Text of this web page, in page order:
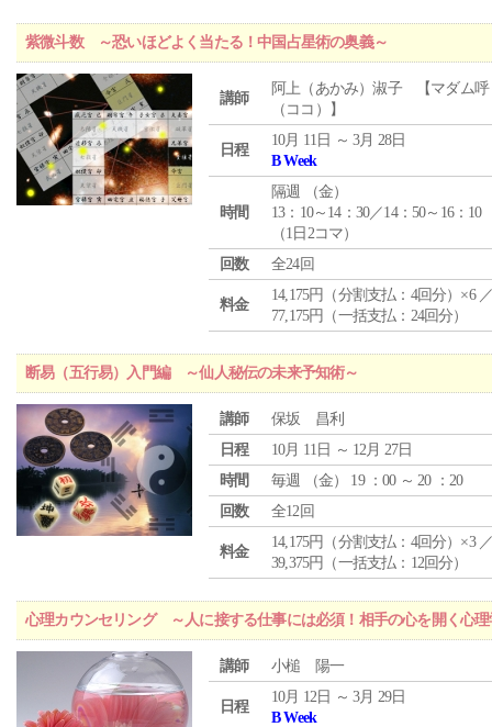
紫微斗数 ～恐いほどよく当たる！中国占星術の奥義～
講師
阿上（あかみ）淑子 【マダム呼
（ココ）】
日程
10月 11日 ～ 3月 28日
B Week
時間
隔週 （金）
13：10～14：30／14：50～16：10
（1日2コマ）
回数
全24回
料金
14,175円（分割支払：4回分）×6
77,175円（一括支払：24回分）
断易（五行易）入門編 ～仙人秘伝の未来予知術～
講師
保坂 昌利
日程
10月 11日 ～ 12月 27日
時間
毎週 （金） 19 ：00 ～ 20 ：20
回数
全12回
料金
14,175円（分割支払：4回分）×3
39,375円（一括支払：12回分）
心理カウンセリング ～人に接する仕事には必須！相手の心を開く心理
講師 小槌 陽一
日程
10月 12日 ～ 3月 29日
B Week